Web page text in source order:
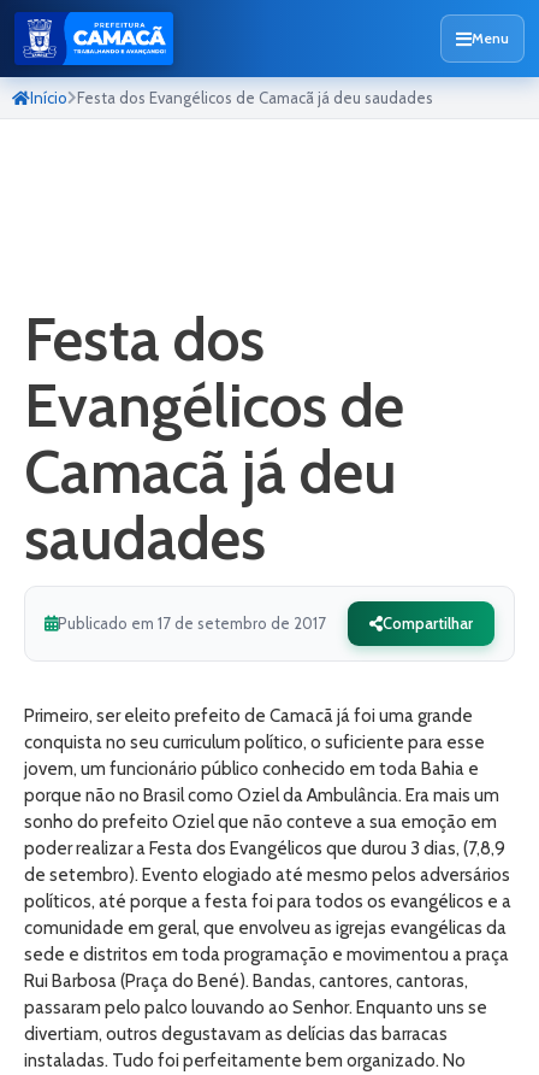
Menu
Início Festa dos Evangélicos de Camacã já deu saudades
Festa dos
Evangélicos de
Camacã já deu
saudades
Publicado em 17 de setembro de 2017 Compartilhar
Primeiro, ser eleito prefeito de Camacã já foi uma grande
conquista no seu curriculum político, o suficiente para esse
jovem, um funcionário público conhecido em toda Bahia e
porque não no Brasil como Oziel da Ambulância. Era mais um
sonho do prefeito Oziel que não conteve a sua emoção em
poder realizar a Festa dos Evangélicos que durou 3 dias, (7,8,9
de setembro). Evento elogiado até mesmo pelos adversários
políticos, até porque a festa foi para todos os evangélicos e a
comunidade em geral, que envolveu as igrejas evangélicas da
sede e distritos em toda programação e movimentou a praça
Rui Barbosa (Praça do Bené). Bandas, cantores, cantoras,
passaram pelo palco louvando ao Senhor. Enquanto uns se
divertiam, outros degustavam as delícias das barracas
instaladas. Tudo foi perfeitamente bem organizado. No